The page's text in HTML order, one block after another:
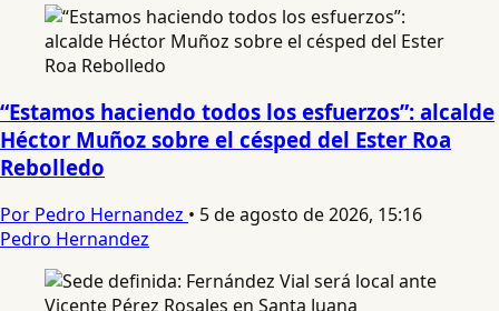
“Estamos haciendo todos los esfuerzos”: alcalde
Héctor Muñoz sobre el césped del Ester Roa
Rebolledo
Por Pedro Hernandez • 5 de agosto de 2026, 15:16
Pedro Hernandez